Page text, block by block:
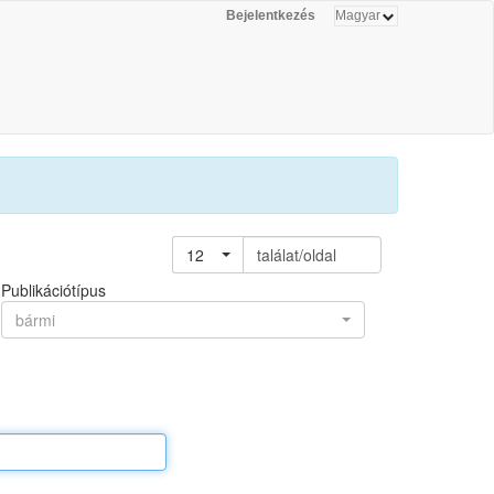
Bejelentkezés
12
találat/oldal
Publikációtípus
bármi